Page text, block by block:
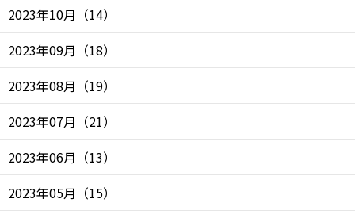
2023年10月 （14）
2023年09月 （18）
2023年08月 （19）
2023年07月 （21）
2023年06月 （13）
2023年05月 （15）